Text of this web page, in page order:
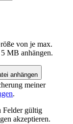
von je max.
MB anhängen.
anhängen
meiner
.
Felder gültig
akzeptieren.